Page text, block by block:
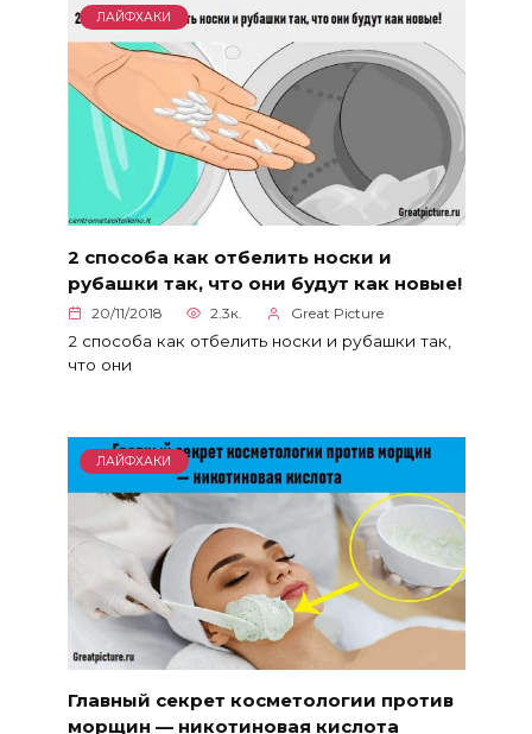
ЛАЙФХАКИ
2 способа как отбелить носки и
рубашки так, что они будут как новые!
20/11/2018 2.3к. Great Picture
2 способа как отбелить носки и рубашки так,
что они
ЛАЙФХАКИ
Главный секрет косметологии против
морщин — никотиновая кислота